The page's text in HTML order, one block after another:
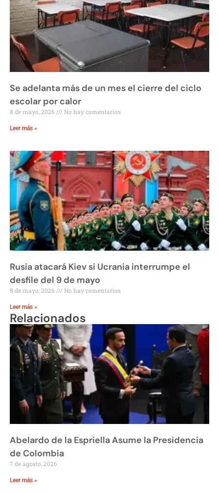
Se adelanta más de un mes el cierre del ciclo
escolar por calor
8 de mayo, 2026 No hay comentarios
Leer más »
Rusia atacará Kiev si Ucrania interrumpe el
desfile del 9 de mayo
8 de mayo, 2026 No hay comentarios
Leer más »
Relacionados
Abelardo de la Espriella Asume la Presidencia
de Colombia
7 de agosto, 2026
Leer más »